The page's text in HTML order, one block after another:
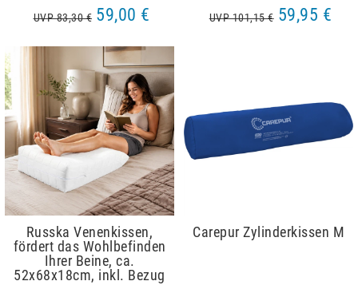
UVP 83,30 € 59,00 € UVP 101,15 € 59,95 €
Russka Venenkissen,
fördert das Wohlbefinden
Ihrer Beine, ca.
52x68x18cm, inkl. Bezug
Carepur Zylinderkissen M